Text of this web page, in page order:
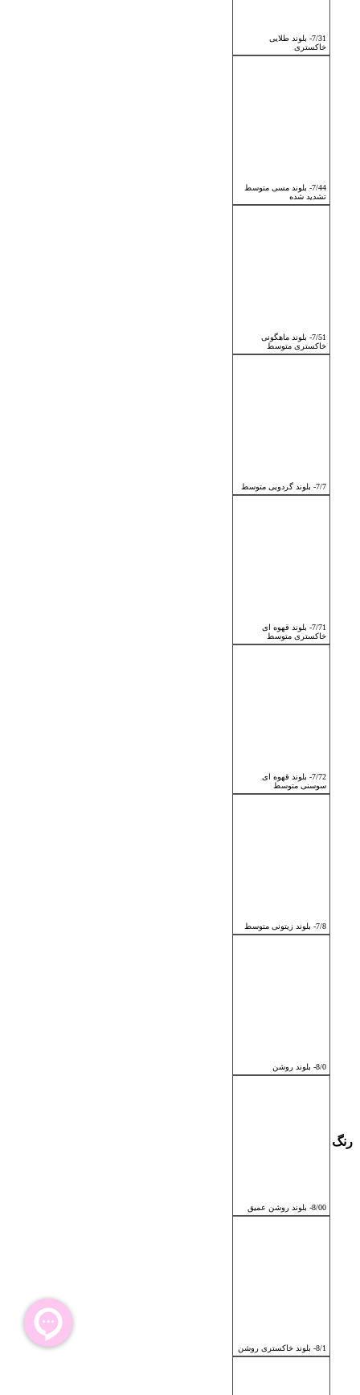
رنگ
7/31- بلوند طلایی
خاکستری
7/44- بلوند مسی متوسط
تشدید شده
7/51- بلوند ماهگونی
خاکستری متوسط
7/7- بلوند گردویی متوسط
7/71- بلوند قهوه ای
خاکستری متوسط
7/72- بلوند قهوه ای
سوسنی متوسط
7/8- بلوند زیتونی متوسط
8/0- بلوند روشن
8/00- بلوند روشن عمیق
8/1- بلوند خاکستری روشن